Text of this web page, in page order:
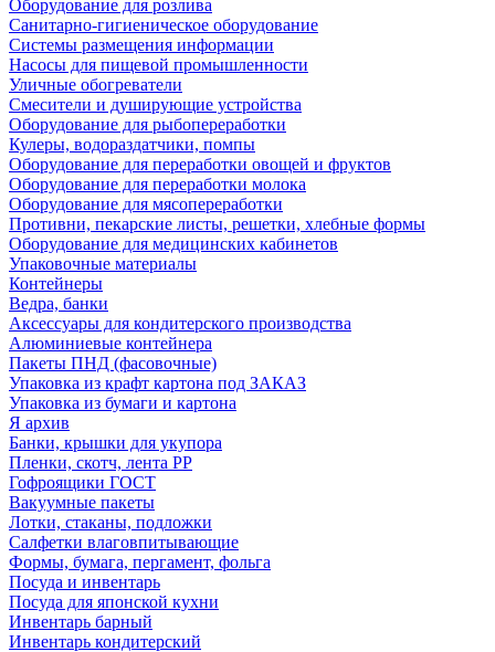
Оборудование для розлива
Санитарно-гигиеническое оборудование
Системы размещения информации
Насосы для пищевой промышленности
Уличные обогреватели
Смесители и душирующие устройства
Оборудование для рыбопереработки
Кулеры, водораздатчики, помпы
Оборудование для переработки овощей и фруктов
Оборудование для переработки молока
Оборудование для мясопереработки
Противни, пекарские листы, решетки, хлебные формы
Оборудование для медицинских кабинетов
Упаковочные материалы
Контейнеры
Ведра, банки
Аксессуары для кондитерского производства
Алюминиевые контейнера
Пакеты ПНД (фасовочные)
Упаковка из крафт картона под ЗАКАЗ
Упаковка из бумаги и картона
Я архив
Банки, крышки для укупора
Пленки, скотч, лента РР
Гофроящики ГОСТ
Вакуумные пакеты
Лотки, стаканы, подложки
Салфетки влаговпитывающие
Формы, бумага, пергамент, фольга
Посуда и инвентарь
Посуда для японской кухни
Инвентарь барный
Инвентарь кондитерский